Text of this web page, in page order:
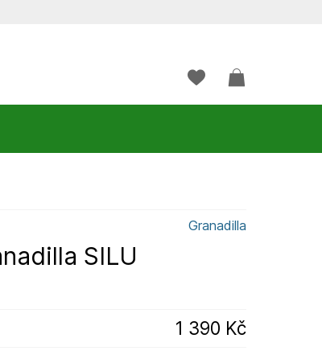
Granadilla
SILU
1 390 Kč